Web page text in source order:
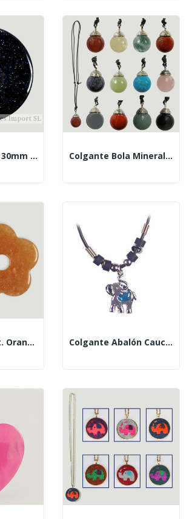
Disco Pendant. 30mm Blue Gold Aventurine Colgante Bola Mineral De 25mm Con Engarce Metal. M
Flower Pendant. Orange Calcite. 25 Mm. Colgante Abalón Caucho Elefante